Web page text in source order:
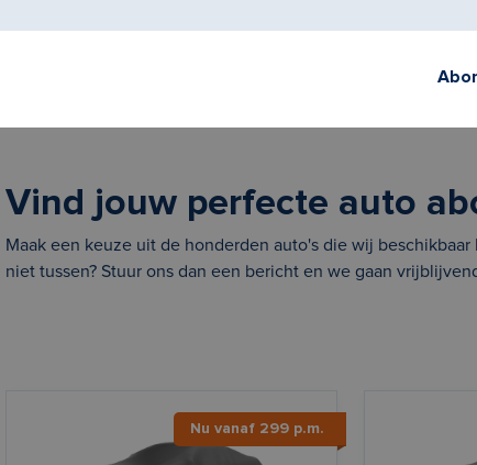
Vind jouw perfecte auto
Maak een keuze uit de honderden auto's die wij
niet tussen? Stuur ons dan een bericht en we gaan
Nu vanaf 299 p.m.